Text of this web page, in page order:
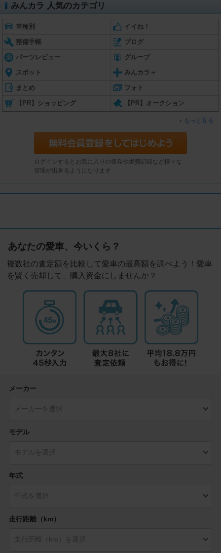
みんカラ 人気のカテゴリ
車種別 イイね！
整備手帳 ブログ
パーツレビュー グループ
スポット みんカラ＋
まとめ フォト
【PR】ショッピング 【PR】オークション
もっと見る
ログインするとお気に入りの保存や燃費記録など様々な
管理が出来るようになります
あなたの愛車、今いくら？
複数社の査定額を比較して愛車の最高額を調べよう！愛車
を賢く売却して、購入資金にしませんか？
メーカー
モデル
年式
走行距離（km）